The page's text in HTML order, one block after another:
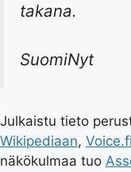
takana.
SuomiNyt
Julkaistu tieto
Wikipediaan, Voice.fi
näkökulmaa tuo